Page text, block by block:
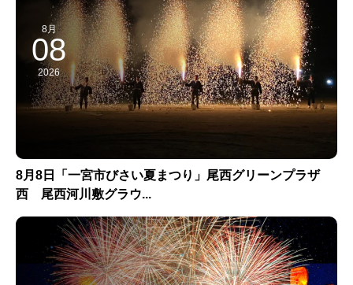
8月
08
2026
8月8日「一宮市びさい夏まつり」尾西グリーンプラザ
西 尾西河川敷グラウ...